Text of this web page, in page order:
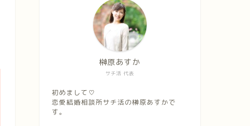
サチ活 代表
榊原あすか
初めまして♡
恋愛結婚相談所サチ活の榊原あすかで
す。